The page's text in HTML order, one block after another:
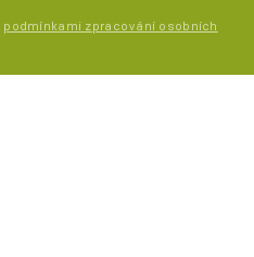
podmínkami zpracování osobních